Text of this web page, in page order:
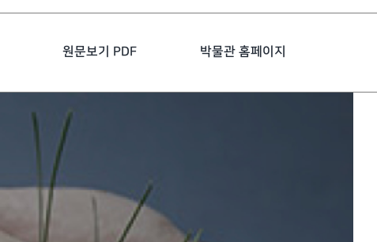
원문보기 PDF 박물관 홈페이지